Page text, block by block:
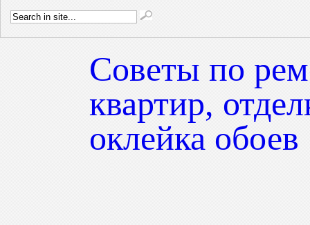
Советы по
квартир,
оклейка обоев